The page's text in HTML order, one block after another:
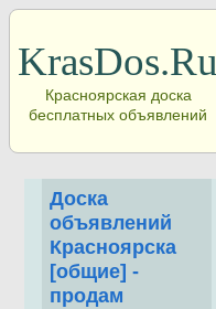
KrasDos.Ru
Красноярская доска
бесплатных объявлений
Доска
объявлений
Красноярска
[общие] -
продам